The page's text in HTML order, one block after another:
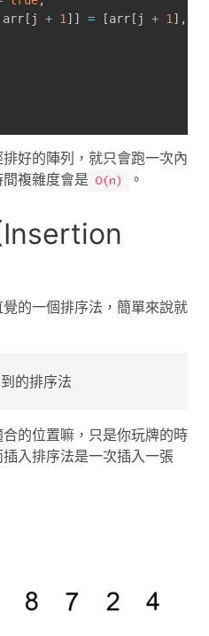
arr[ j + 1] ] = [arr[ j + 1] ,
好的陣列，就只會跑一次內
複雜度會是 O(n) 。
Insertion
的一個排序法，簡單來說就
的排序法
的位置嘛，只是你玩牌的時
入排序法是一次插入一張